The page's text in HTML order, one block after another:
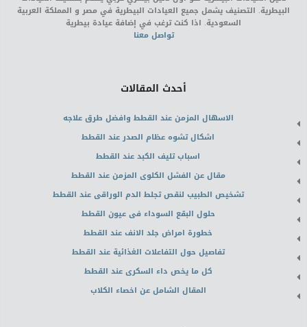
البيطرية. التصنيف يشمل جميع العيادات البيطرية في مصر و المملكة العربية
السعودية. اذا كنت ترغب في إضافة عيادة بيطرية
تواصل معنا
أحدث المقالات
الاسهال المزمن عند القطط وافضل طرق علاجه
اشكال تشوه عظام الصدر عند القطط
اسباب تليف الكبد عند القطط
مقال عن الفشل الكلوى المزمن عند القطط
تشخيص الطبيب لنقص تجلط الدم الوراقى عند القطط
حلول البقع السوداء فى عيون القطط
خطورة امراض جلد الانف عند القطط
تفاصيل حول التفاعلات الغذائية عند القطط
كل ما يخص داء السكرى عند القطط
المقال الشامل عن اخصاء الكلاب